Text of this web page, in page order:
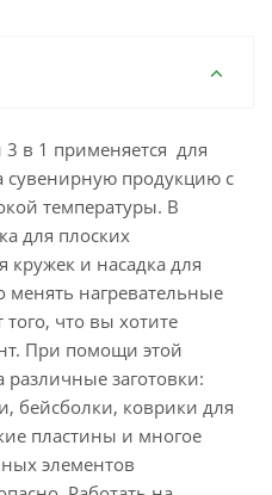
в 1 применяется для
продукцию с
температуры. В
для плоских
кружек и насадка для
менять нагревательные
что вы хотите
При помощи этой
заготовки:
бейсболки, коврики для
пластины и многое
элементов